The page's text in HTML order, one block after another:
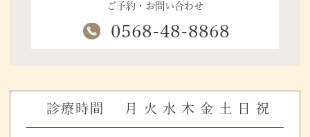
ご予約・お問い合わせ
0568-48-8868
診療時間 月 火 水 木 金 土 日 祝